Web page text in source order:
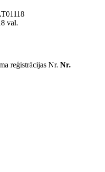
val.
reģistrācijas Nr. Nr.